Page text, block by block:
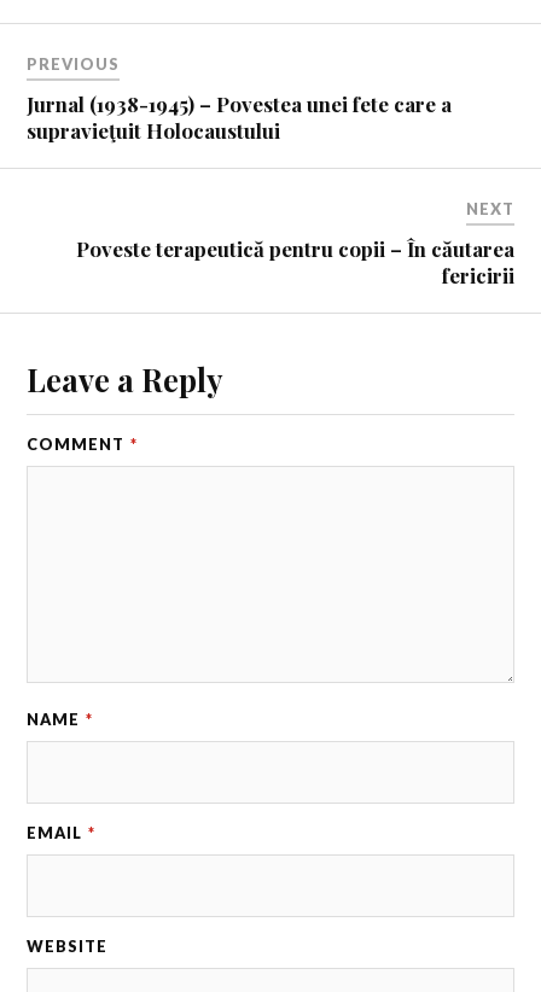
PREVIOUS
Jurnal (1938-1945) – Povestea unei fete care a
supravieţuit Holocaustului
NEXT
Poveste terapeutică pentru copii – În căutarea
fericirii
Leave a Reply
COMMENT *
NAME *
EMAIL *
WEBSITE